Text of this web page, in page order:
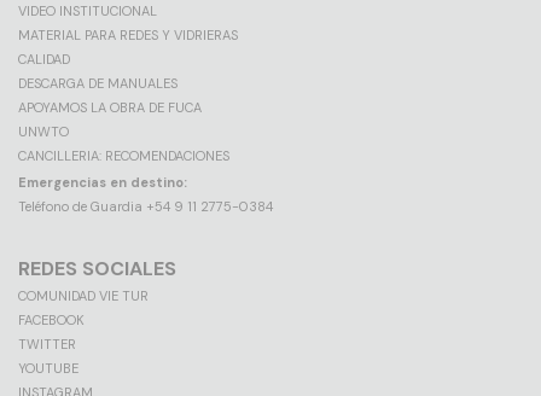
VIDEO INSTITUCIONAL
MATERIAL PARA REDES Y VIDRIERAS
CALIDAD
DESCARGA DE MANUALES
APOYAMOS LA OBRA DE FUCA
UNWTO
CANCILLERIA: RECOMENDACIONES
Emergencias en destino:
Teléfono de Guardia +54 9 11 2775-0384
REDES SOCIALES
COMUNIDAD VIE TUR
FACEBOOK
TWITTER
YOUTUBE
INSTAGRAM